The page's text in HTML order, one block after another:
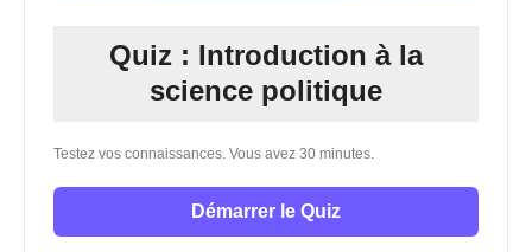
Quiz : Introduction à la
science politique
Testez vos connaissances. Vous avez 30 minutes.
Démarrer le Quiz